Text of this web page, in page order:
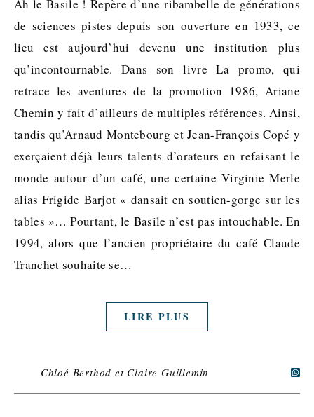
Ah le Basile ! Repère d’une ribambelle de générations
de sciences pistes depuis son ouverture en 1933, ce
lieu est aujourd’hui devenu une institution plus
qu’incontournable. Dans son livre La promo, qui
retrace les aventures de la promotion 1986, Ariane
Chemin y fait d’ailleurs de multiples références. Ainsi,
tandis qu’Arnaud Montebourg et Jean-François Copé y
exerçaient déjà leurs talents d’orateurs en refaisant le
monde autour d’un café, une certaine Virginie Merle
alias Frigide Barjot « dansait en soutien-gorge sur les
tables »… Pourtant, le Basile n’est pas intouchable. En
1994, alors que l’ancien propriétaire du café Claude
Tranchet souhaite se…
LIRE PLUS
Chloé Berthod et Claire Guillemin